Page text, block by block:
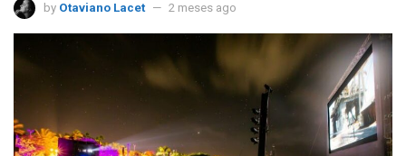
by Otaviano Lacet 2 meses ago